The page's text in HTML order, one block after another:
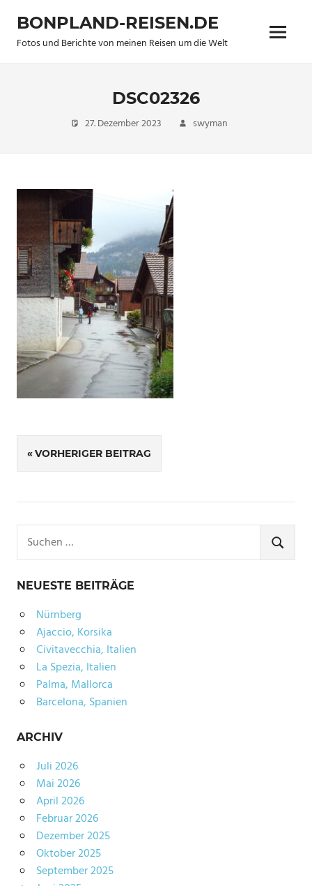
Inhalt
springen
BONPLAND-REISEN.DE
Fotos und Berichte von meinen Reisen um die Welt Menü
DSC02326
27. Dezember 2023 swyman
Beitragsnavigation
VORHERIGER BEITRAG
nach:
SUCHEN
NEUESTE BEITRÄGE
Nürnberg
Ajaccio, Korsika
Civitavecchia, Italien
La Spezia, Italien
Palma, Mallorca
Barcelona, Spanien
ARCHIV
Juli 2026
Mai 2026
April 2026
Februar 2026
Dezember 2025
Oktober 2025
September 2025